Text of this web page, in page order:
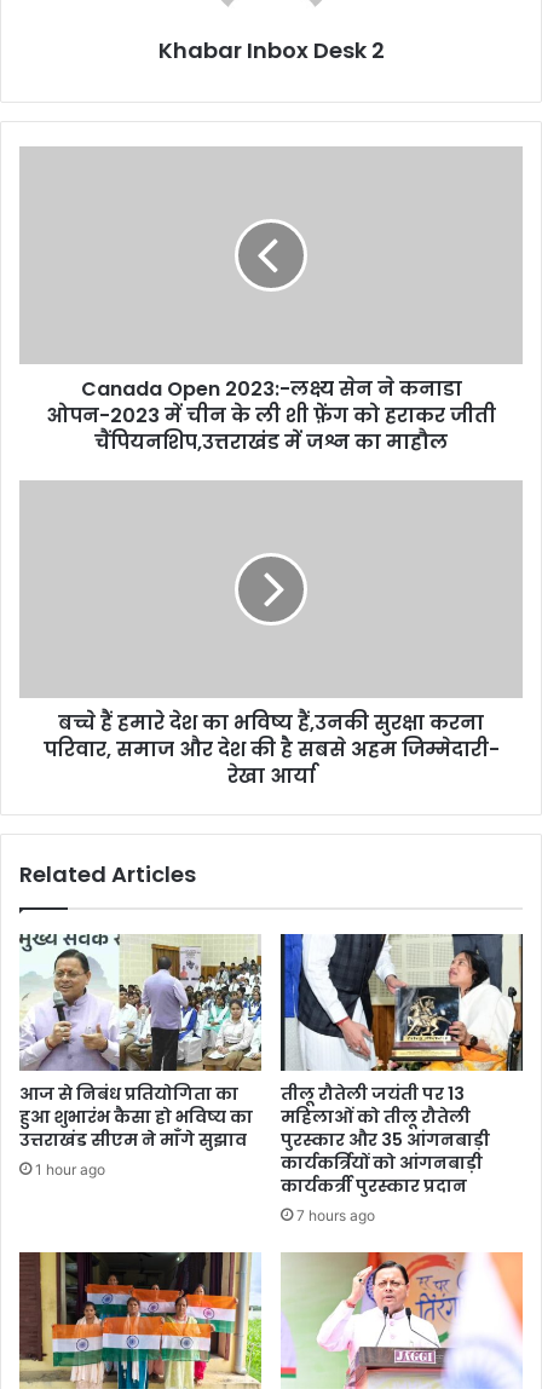
Khabar Inbox Desk 2
में
Canada Open 2023:-लक्ष्य सेन ने कनाडा
ओपन-2023 में चीन के ली शी फ़ेंग को हराकर जीती
चैंपियनशिप,उत्तराखंड में जश्न का माहौल
करना
परिवार,
समाज
की
सबसे
रेखा
आर्या
बच्चे हैं हमारे देश का भविष्य हैं,उनकी सुरक्षा करना
परिवार, समाज और देश की है सबसे अहम जिम्मेदारी-
रेखा आर्या
Related Articles
आज से निबंध प्रतियोगिता का
हुआ शुभारंभ कैसा हो भविष्य का
उत्तराखंड सीएम ने माँगे सुझाव
1 hour ago
तीलू रौतेली जयंती पर 13
महिलाओं को तीलू रौतेली
पुरस्कार और 35 आंगनबाड़ी
कार्यकर्त्रियों को आंगनबाड़ी
कार्यकर्त्री पुरस्कार प्रदान
7 hours ago